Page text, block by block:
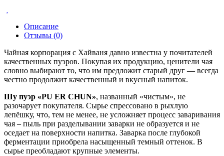
Описание
Отзывы (0)
Чайная корпорация с Хайваня давно известна у почитателей
качественных пуэров. Покупая их продукцию, ценители чая
словно выбирают то, что им предложит старый друг — всегда
честно продолжит качественный и вкусный напиток.
Шу пуэр «PU ER CHUN», названный «чистым», не
разочарует покупателя. Сырье спрессовано в рыхлую
лепёшку, что, тем не менее, не усложняет процесс заваривания
чая – пыль при разделывании заварки не образуется и не
оседает на поверхности напитка. Заварка после глубокой
ферментации приобрела насыщенный темный оттенок. В
сырье преобладают крупные элементы.